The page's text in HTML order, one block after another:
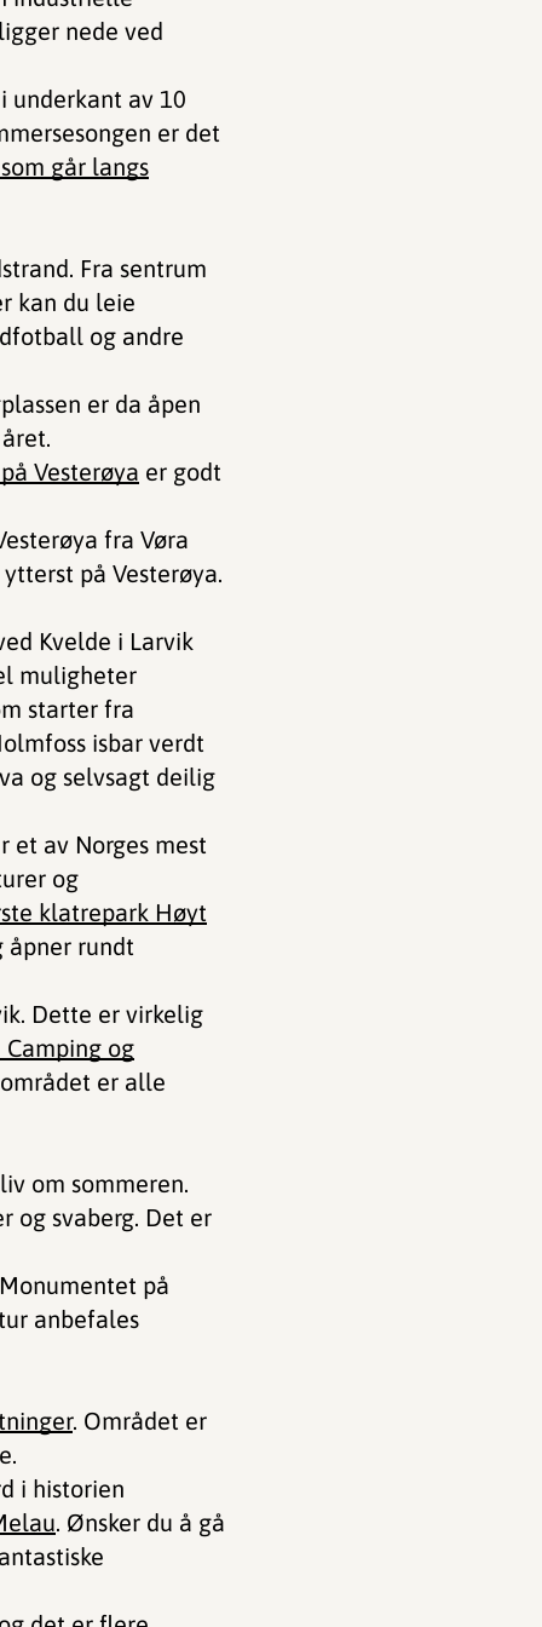
nede ved
underkant av 10
er det
går langs
Fra sentrum
kan du leie
og andre
er da åpen
Vesterøya er godt
fra Vøra
på Vesterøya.
Kvelde i Larvik
muligheter
starter fra
isbar verdt
og selvsagt deilig
et av Norges mest
og
klatrepark Høyt
rundt
Dette er virkelig
Camping og
er alle
om sommeren.
og svaberg. Det er
på
anbefales
. Området er
i historien
. Ønsker du å gå